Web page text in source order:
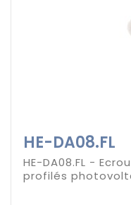
HE-DA08.FL
HE-DA08.FL -
profilés